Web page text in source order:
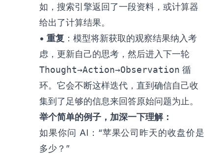
如，搜索引擎返回了一段资料，或计算器
给出了计算结果。
• 重复 ：模型将新获取的观察结果纳入考
虑，更新自己的思考，然后进入下一轮
Thought→Action→Observation 循
环。它会不断这样迭代，直到确信自己收
集到了足够的信息来回答原始问题为止。
举个简单的例子，加深一下理解：
如果你问 AI：“苹果公司昨天的收盘价是
多少？”